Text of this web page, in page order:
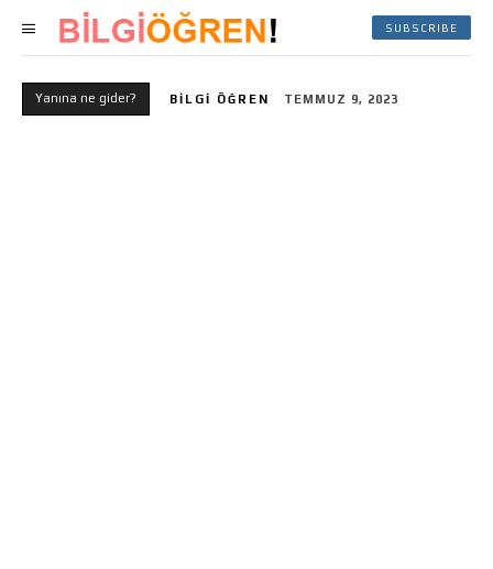
SUBSCRIBE
Yanına ne gider? BILGI ÖĞREN TEMMUZ 9, 2023